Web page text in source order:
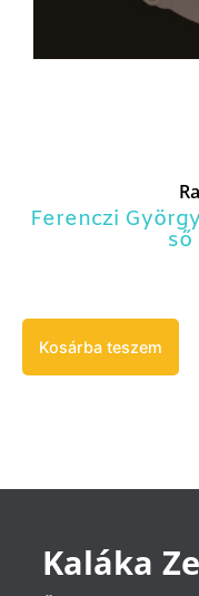
Ferenczi György
ső
Kosárba teszem
Kaláka